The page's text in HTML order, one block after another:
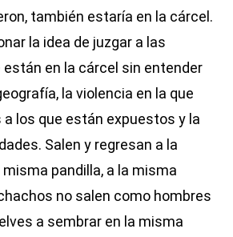
también estaría en la cárcel.
la idea de juzgar a las
están en la cárcel sin entender
la violencia en la que
a los que están expuestos y la
Salen y regresan a la
pandilla, a la misma
no salen como hombres
a sembrar en la misma